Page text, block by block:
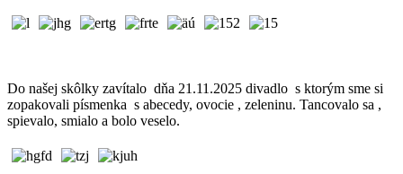
Do našej skôlky zavítalo dňa 21.11.2025 divadlo s ktorým sme si
zopakovali písmenka s abecedy, ovocie , zeleninu. Tancovalo sa ,
spievalo, smialo a bolo veselo.